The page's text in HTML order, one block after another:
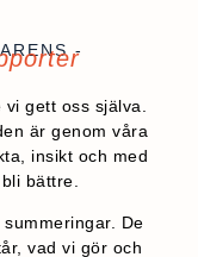
-
gett oss själva.
är genom våra
insikt och med
bättre.
De
vad vi gör och